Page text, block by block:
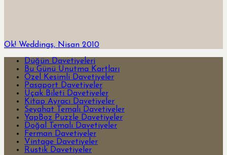
Ok! Weddings, Nisan 2010
Düğün Davetiyeleri
Bu Günü Unutma Kartları
Özel Kesimli Davetiyeler
Pasaport Davetiyeler
Uçak Bileti Davetiyeler
Kitap Ayracı Davetiyeler
Seyahat Temalı Davetiyeler
YapBoz Puzzle Davetiyeler
Doğal Temalı Davetiyeler
Ferman Davetiyeler
Vintage Davetiyeler
Rustik Davetiyeler